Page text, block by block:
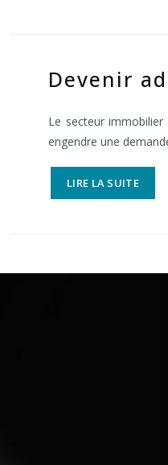
Devenir
Le secteur
engendre une
LIRE LA SUITE